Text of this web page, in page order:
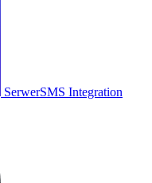
SerwerSMS Integration